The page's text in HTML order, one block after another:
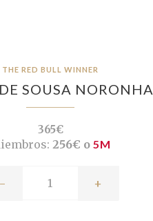
THE RED BULL WINNER
SOUSA NORONHA
365€
256€ o 5M
- +